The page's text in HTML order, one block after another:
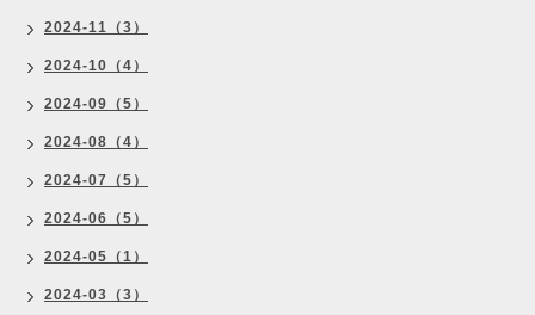
2024-11（3）
2024-10（4）
2024-09（5）
2024-08（4）
2024-07（5）
2024-06（5）
2024-05（1）
2024-03（3）